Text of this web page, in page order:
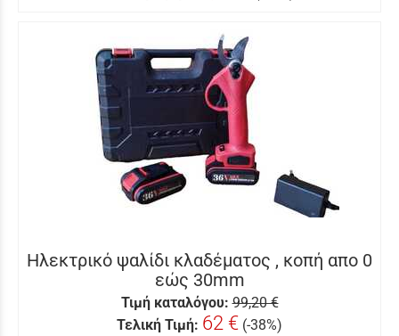
Ηλεκτρικό ψαλίδι κλαδέματος , κοπή απο 0
εώς 30mm
Τιμή καταλόγου: 99,20 €
Τελική Τιμή: 62 € (-38%)